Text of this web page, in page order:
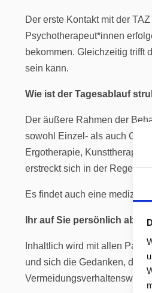
Der erste Kontakt mit der
Psychotherapeut*innen
bekommen. Gleichzeitig trifft
sein kann.
Wie ist der Tagesablauf
Der äußere Rahmen der
sowohl Einzel- als auch
Ergotherapie,
erstreckt sich in der Regel
Es findet auch eine
Ihr auf Sie persönlich
Inhaltlich wird mit allen
und sich die Gedanken, die